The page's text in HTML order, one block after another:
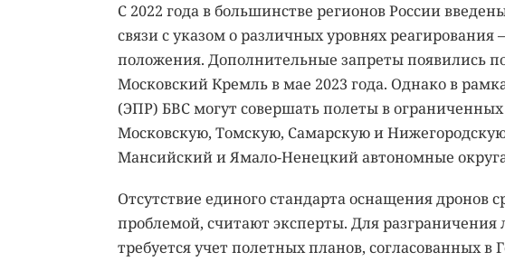
С 2022 года в большинстве регионов России
связи с указом о различных уровнях реагирования
положения. Дополнительные запреты появились
Московский Кремль в мае 2023 года. Однако в
(ЭПР) БВС могут совершать полеты в
Московскую, Томскую, Самарскую и
Мансийский и Ямало-Ненецкий автономные
Отсутствие единого стандарта оснащения дронов
проблемой, считают эксперты. Для
требуется учет полетных планов, согласованных